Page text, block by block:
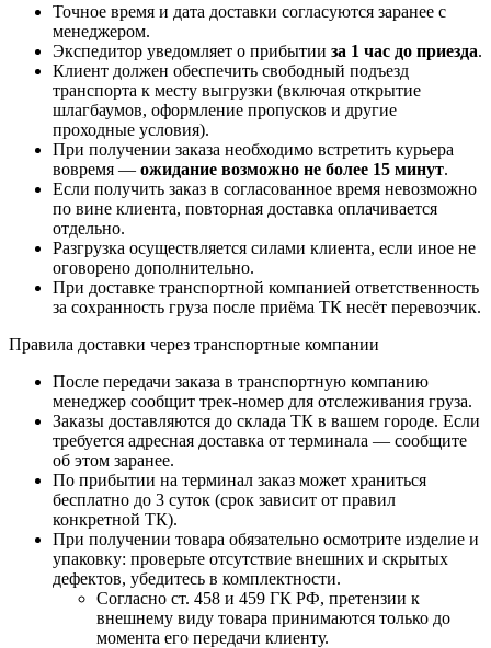
Точное время и дата доставки согласуются заранее с
менеджером.
Экспедитор уведомляет о прибытии за 1 час до приезда.
Клиент должен обеспечить свободный подъезд
транспорта к месту выгрузки (включая открытие
шлагбаумов, оформление пропусков и другие
проходные условия).
При получении заказа необходимо встретить курьера
вовремя — ожидание возможно не более 15 минут.
Если получить заказ в согласованное время невозможно
по вине клиента, повторная доставка оплачивается
отдельно.
Разгрузка осуществляется силами клиента, если иное не
оговорено дополнительно.
При доставке транспортной компанией ответственность
за сохранность груза после приёма ТК несёт перевозчик.
Правила доставки через транспортные компании
После передачи заказа в транспортную компанию
менеджер сообщит трек-номер для отслеживания груза.
Заказы доставляются до склада ТК в вашем городе. Если
требуется адресная доставка от терминала — сообщите
об этом заранее.
По прибытии на терминал заказ может храниться
бесплатно до 3 суток (срок зависит от правил
конкретной ТК).
При получении товара обязательно осмотрите изделие и
упаковку: проверьте отсутствие внешних и скрытых
дефектов, убедитесь в комплектности.
Согласно ст. 458 и 459 ГК РФ, претензии к
внешнему виду товара принимаются только до
момента его передачи клиенту.